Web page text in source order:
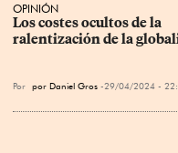
OPINIÓN
Los costes ocultos de la
ralentización de la
Por por Daniel Gros 29/04/2024 -